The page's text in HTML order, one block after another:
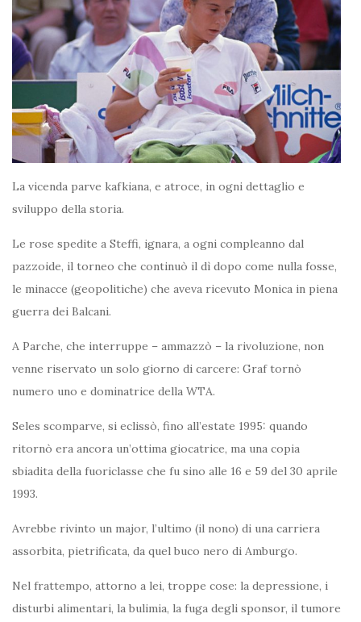
La vicenda parve kafkiana, e atroce, in ogni dettaglio e
sviluppo della storia.
Le rose spedite a Steffi, ignara, a ogni compleanno dal
pazzoide, il torneo che continuò il dì dopo come nulla fosse,
le minacce (geopolitiche) che aveva ricevuto Monica in piena
guerra dei Balcani.
A Parche, che interruppe – ammazzò – la rivoluzione, non
venne riservato un solo giorno di carcere: Graf tornò
numero uno e dominatrice della WTA.
Seles scomparve, si eclissò, fino all’estate 1995: quando
ritornò era ancora un’ottima giocatrice, ma una copia
sbiadita della fuoriclasse che fu sino alle 16 e 59 del 30 aprile
1993.
Avrebbe rivinto un major, l’ultimo (il nono) di una carriera
assorbita, pietrificata, da quel buco nero di Amburgo.
Nel frattempo, attorno a lei, troppe cose: la depressione, i
disturbi alimentari, la bulimia, la fuga degli sponsor, il tumore